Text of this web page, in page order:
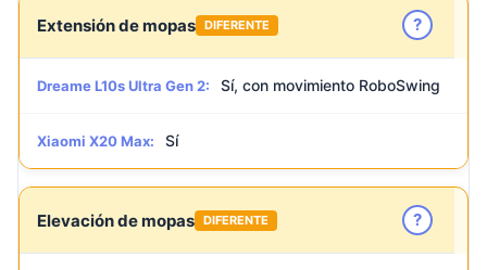
Extensión de mopas DIFERENTE ?
Dreame L10s Ultra Gen 2: Sí, con movimiento RoboSwing
Xiaomi X20 Max: Sí
Elevación de mopas DIFERENTE ?